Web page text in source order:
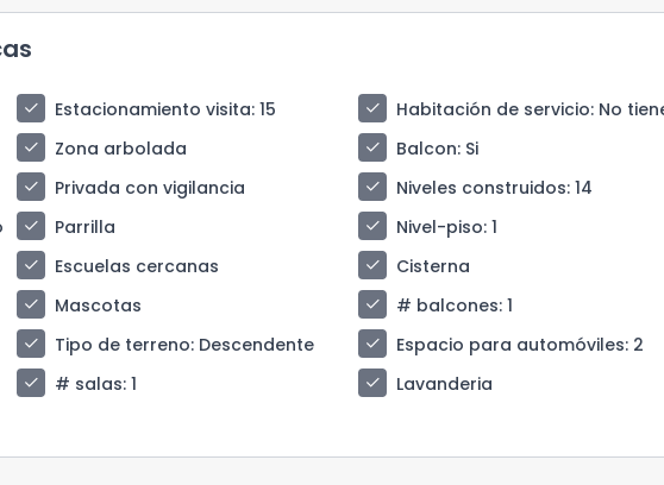
check Estacionamiento visita: 15 check Habitación de servicio: No
check Zona arbolada check Balcon: Si
check Privada con vigilancia check Niveles construidos: 14
check Parrilla check Nivel-piso: 1
check Escuelas cercanas check
Cisterna
check Mascotas check # balcones: 1
check Tipo de terreno: Descendente check Espacio para automóviles: 2
check # salas: 1 check
Lavanderia